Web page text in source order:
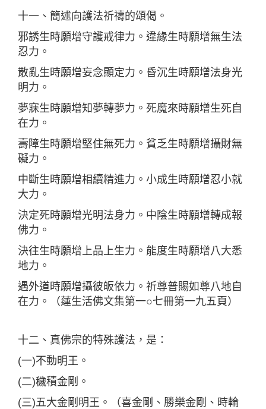
十一、簡述向護法祈禱的頌偈。
邪誘生時願增守護戒律力。違緣生時願增無生法
忍力。
散亂生時願增妄念顯定力。昏沉生時願增法身光
明力。
夢寐生時願增知夢轉夢力。死魔來時願增生死自
在力。
壽障生時願增堅住無死力。貧乏生時願增攝財無
礙力。
中斷生時願增相續精進力。小成生時願增忍小就
大力。
決定死時願增光明法身力。中陰生時願增轉成報
佛力。
決往生時願增上品上生力。能度生時願增八大悉
地力。
遇外道時願增攝彼皈依力。祈尊普賜如尊八地自
在力。（蓮生活佛文集第一○七冊第一九五頁）
十二、真佛宗的特殊護法，是：
(一)不動明王。
(二)穢積金剛。
(三)五大金剛明王。（喜金剛、勝樂金剛、時輪